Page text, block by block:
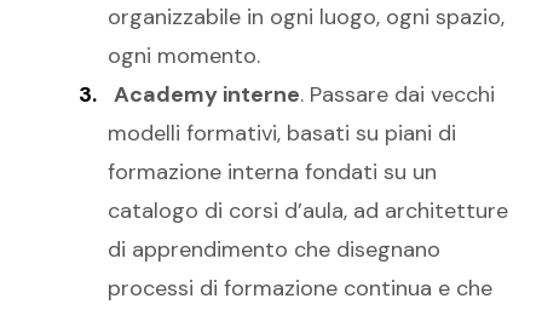
organizzabile in ogni luogo, ogni spazio,
ogni momento.
Academy interne. Passare dai vecchi
modelli formativi, basati su piani di
formazione interna fondati su un
catalogo di corsi d’aula, ad architetture
di apprendimento che disegnano
processi di formazione continua e che